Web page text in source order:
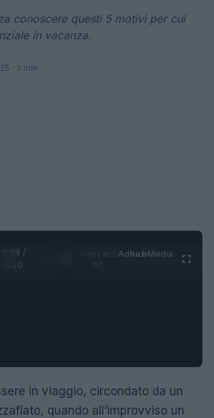
conoscere questi 5 motivi per cui
in vacanza.
· 3 min
0:29 /
1:20
AdhubMedia
in viaggio, circondato da un
quando all’improvviso un